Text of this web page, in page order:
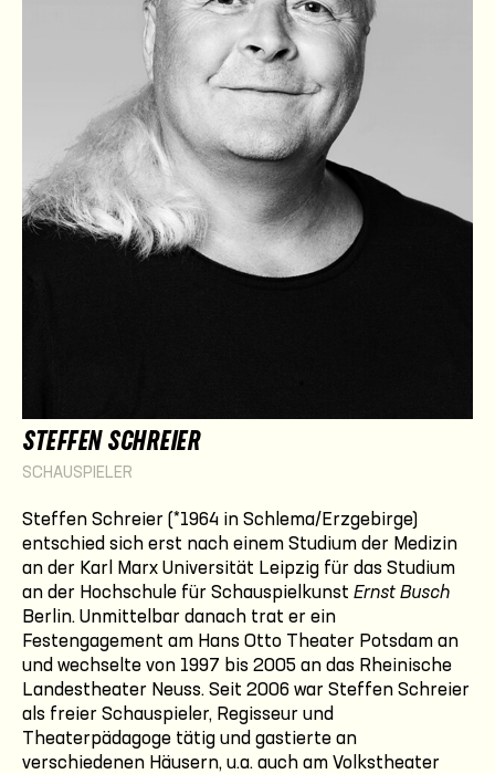
STEFFEN SCHREIER
SCHAUSPIELER
Steffen Schreier (*1964 in Schlema/Erzgebirge)
entschied sich erst nach einem Studium der Medizin
an der Karl Marx Universität Leipzig für das Studium
an der Hochschule für Schauspielkunst Ernst Busch
Berlin. Unmittelbar danach trat er ein
Festengagement am Hans Otto Theater Potsdam an
und wechselte von 1997 bis 2005 an das Rheinische
Landestheater Neuss. Seit 2006 war Steffen Schreier
als freier Schauspieler, Regisseur und
Theaterpädagoge tätig und gastierte an
verschiedenen Häusern, u.a. auch am Volkstheater